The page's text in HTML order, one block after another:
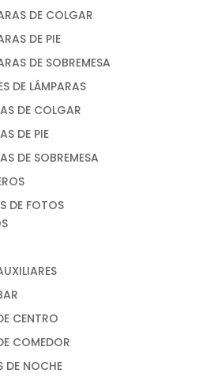
DE COLGAR
DE PIE
DE SOBREMESA
DE LÁMPARAS
DE COLGAR
DE PIE
DE SOBREMESA
DE FOTOS
CENTRO
COMEDOR
DE NOCHE